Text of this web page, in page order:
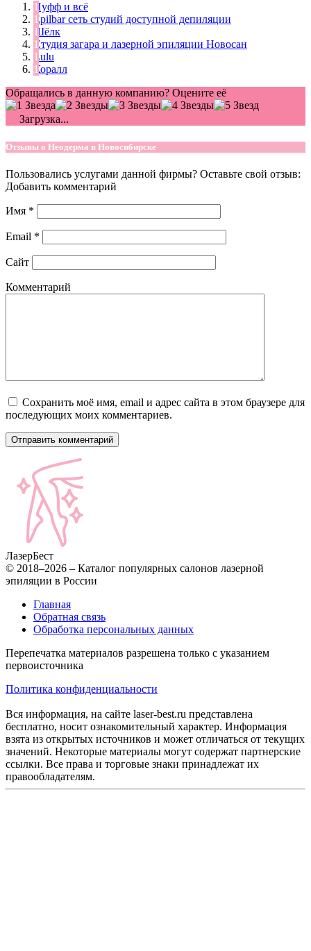
Пуфф и всё
Epilbar сеть студий доступной депиляции
Шёлк
Студия загара и лазерной эпиляции Новосан
Lulu
Коралл
Обращались в данную компанию? Оцените её
Загрузка...
Отзывы о Неодерма в Новосибирске
Пользовались услугами данной фирмы? Оставьте свой отзыв:
Добавить комментарий
Имя *
Email *
Сайт
Комментарий
Сохранить моё имя, email и адрес сайта в этом браузере для
последующих моих комментариев.
ЛазерБест
© 2018–2026 – Каталог популярных салонов лазерной
эпиляции в России
Главная
Обратная связь
Обработка персональных данных
Перепечатка материалов разрешена только с указанием
первоисточника
Политика конфиденциальности
Вся информация, на сайте laser-best.ru представлена
бесплатно, носит ознакомительный характер. Информация
взята из открытых источников и может отличаться от текущих
значений. Некоторые материалы могут содержат партнерские
ссылки. Все права и торговые знаки принадлежат их
правообладателям.